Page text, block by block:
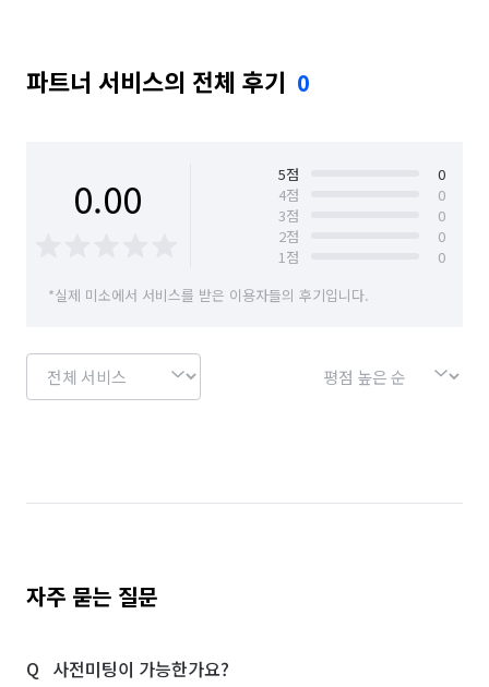
서울 은평구 서울 종로구 서울 중구
파트너 서비스의 전체 후기 0
0.00 5점
0
4점
0
3점
0
2점
0
1점
0
*실제 미소에서 서비스를 받은 이용자들의 후기입니다.
자주 묻는 질문
사전미팅이 가능한가요?